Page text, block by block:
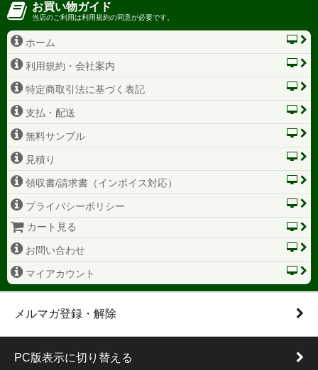
お買い物ガイド
当店のご利用は利用規約の同意が必要です。
ホーム
利用規約・会社案内
特定商取引法に基づく表記
支払・配送
無料サンプル
見積り
領収書/請求書（インボイス対応）
プライバシーポリシー
カート見る
お問い合わせ
マイアカウント
メルマガ登録・解除
PC版表示に切り替える